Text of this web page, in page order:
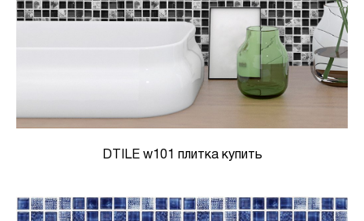
DTILE w101 плитка купить